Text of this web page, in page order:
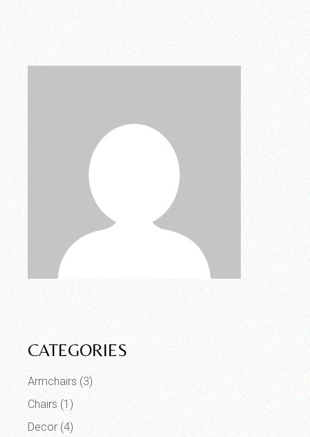
CATEGORIES
Armchairs (3)
Chairs(1)
Decor (4)